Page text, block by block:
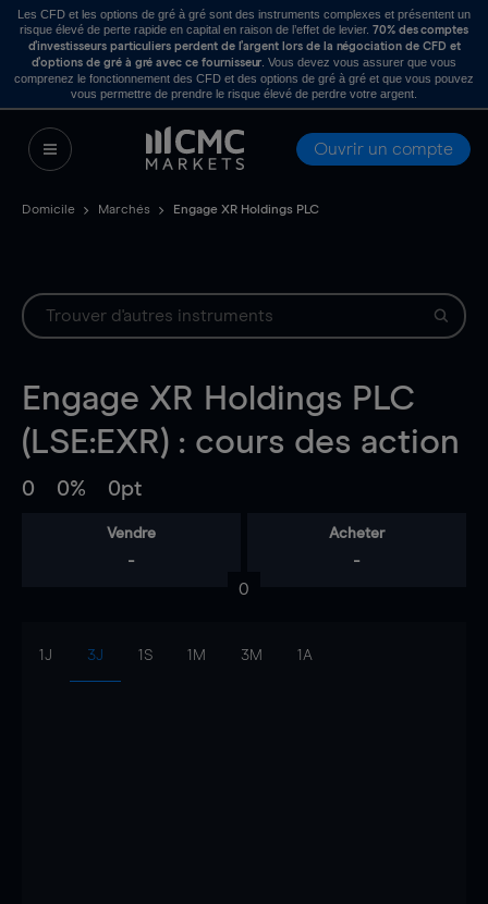
Les CFD et les options de gré à gré sont des instruments complexes et présentent un
risque élevé de perte rapide en capital en raison de l’effet de levier. 70% des comptes
d’investisseurs particuliers perdent de l’argent lors de la négociation de CFD et
d’options de gré à gré avec ce fournisseur . Vous devez vous assurer que vous
comprenez le fonctionnement des CFD et des options de gré à gré et que vous pouvez
vous permettre de prendre le risque élevé de perdre votre argent.
Ouvrir un compte
Domicile Marchés Engage XR Holdings PLC
Engage XR Holdings PLC
(LSE:EXR) : cours des action
0 0% 0pt
Vendre
-
Acheter
-
0
1J 3J 1S 1M 3M 1A